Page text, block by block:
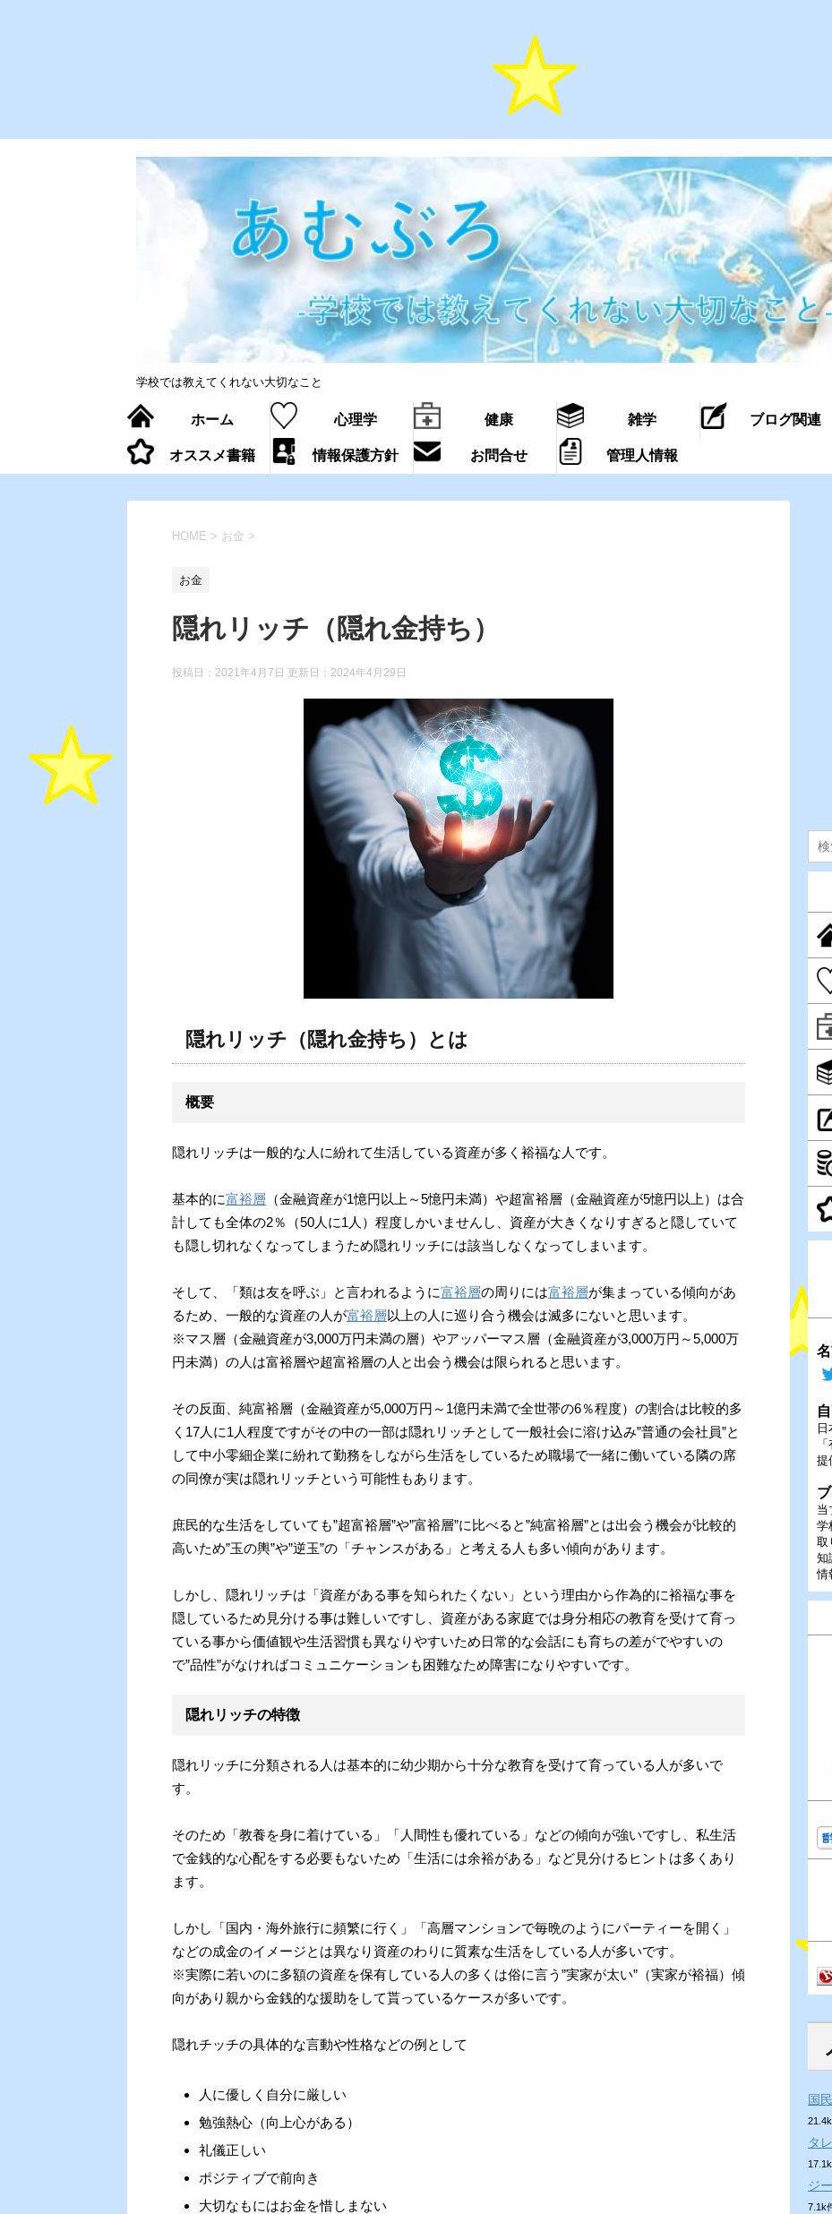
学校では教えてくれない大切なこと
ホーム 心理学 健康 雑学 ブログ関連
オススメ書籍 情報保護方針 お問合せ 管理人情報
HOME > お金 >
お金
隠れリッチ（隠れ金持ち）
投稿日：2021年4月7日 更新日： 2024年4月29日
隠れリッチ（隠れ金持ち）とは
概要
隠れリッチは一般的な人に紛れて生活している資産が多く裕福な人です。
基本的に富裕層 （金融資産が1憶円以上～5憶円未満）や超富裕層（金融資産が5憶円以上）は合
計しても全体の2％（50人に1人）程度しかいませんし、資産が大きくなりすぎると隠していて
も隠し切れなくなってしまうため隠れリッチには該当しなくなってしまいます。
そして、「類は友を呼ぶ」と言われるように富裕層の周りには富裕層が集まっている傾向があ
るため、一般的な資産の人が富裕層以上の人に巡り合う機会は滅多にないと思います。
※マス層（金融資産が3,000万円未満の層）やアッパーマス層（金融資産が3,000万円～5,000万
円未満）の人は富裕層や超富裕層の人と出会う機会は限られると思います。
その反面、純富裕層（金融資産が5,000万円～1億円未満で全世帯の6％程度）の割合は比較的多
く17人に1人程度ですがその中の一部は隠れリッチとして一般社会に溶け込み”普通の会社員”と
して中小零細企業に紛れて勤務をしながら生活をしているため職場で一緒に働いている隣の席
の同僚が実は隠れリッチという可能性もあります。
庶民的な生活をしていても”超富裕層”や”富裕層”に比べると”純富裕層”とは出会う機会が比較的
高いため”玉の輿”や”逆玉”の「チャンスがある」と考える人も多い傾向があります。
しかし、隠れリッチは「資産がある事を知られたくない」という理由から作為的に裕福な事を
隠しているため見分ける事は難しいですし、資産がある家庭では身分相応の教育を受けて育っ
ている事から価値観や生活習慣も異なりやすいため日常的な会話にも育ちの差がでやすいの
で”品性”がなければコミュニケーションも困難なため障害になりやすいです。
隠れリッチの特徴
隠れリッチに分類される人は基本的に幼少期から十分な教育を受けて育っている人が多いで
す。
そのため「教養を身に着けている」「人間性も優れている」などの傾向が強いですし、私生活
で金銭的な心配をする必要もないため「生活には余裕がある」など見分けるヒントは多くあり
ます。
しかし「国内・海外旅行に頻繁に行く」「高層マンションで毎晩のようにパーティーを開く」
などの成金のイメージとは異なり資産のわりに質素な生活をしている人が多いです。
※実際に若いのに多額の資産を保有している人の多くは俗に言う”実家が太い”（実家が裕福）傾
向があり親から金銭的な援助をして貰っているケースが多いです。
隠れチッチの具体的な言動や性格などの例として
人に優しく自分に厳しい
勉強熱心（向上心がある）
礼儀正しい
ポジティブで前向き
大切なもにはお金を惜しまない
提
当
学
取
知
情
国
タ
ジ
7.1k